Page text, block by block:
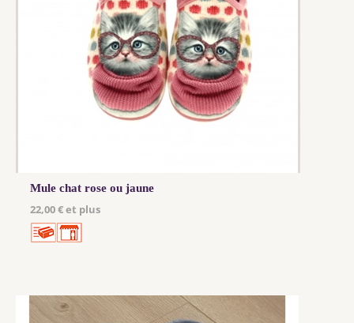
Mule chat rose ou jaune
22,00 € et plus